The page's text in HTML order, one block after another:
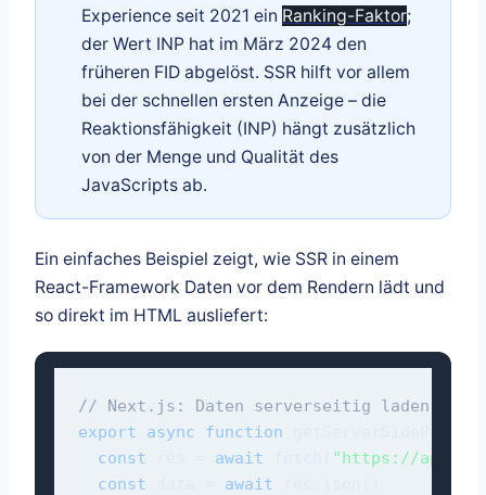
Experience seit 2021 ein Ranking-Faktor;
der Wert INP hat im März 2024 den
früheren FID abgelöst. SSR hilft vor allem
bei der schnellen ersten Anzeige – die
Reaktionsfähigkeit (INP) hängt zusätzlich
von der Menge und Qualität des
JavaScripts ab.
Ein einfaches Beispiel zeigt, wie SSR in einem
React-Framework Daten vor dem Rendern lädt und
so direkt im HTML ausliefert:
// Next.js: Daten serverseitig laden
export async function
const
await
"https://
const
await